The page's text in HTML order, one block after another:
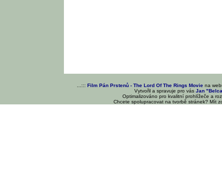
...::: Film Pán Prstenů - The Lord Of The Rings Movie na
Vytvořil a spravuje pro vásJan
Optimalizováno pro kvalitní prohlížeče a
Chcete spolupracovat na tvorbě stránek? Mít